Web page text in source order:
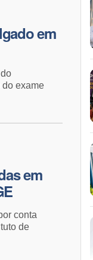
em
exame
em
conta
de